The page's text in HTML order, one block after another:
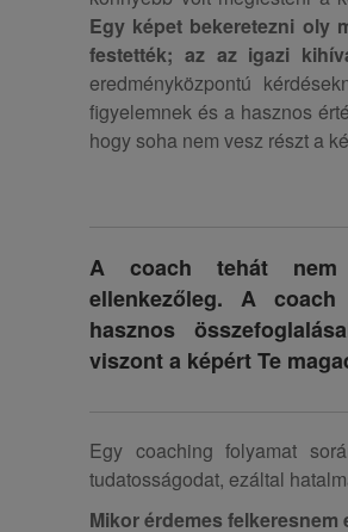
Egy képet bekeretezni oly
festették; az az igazi
eredményközpontú
figyelemnek és a hasznos
hogy soha nem vesz részt a
A coach tehát nem
ellenkezőleg. A coach
hasznos
viszont a képért Te
Egy coaching folyamat
tudatosságodat, ezáltal
Mikor érdemes felkeresnem